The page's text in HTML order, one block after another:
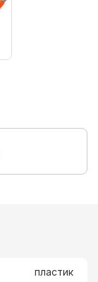
пластик